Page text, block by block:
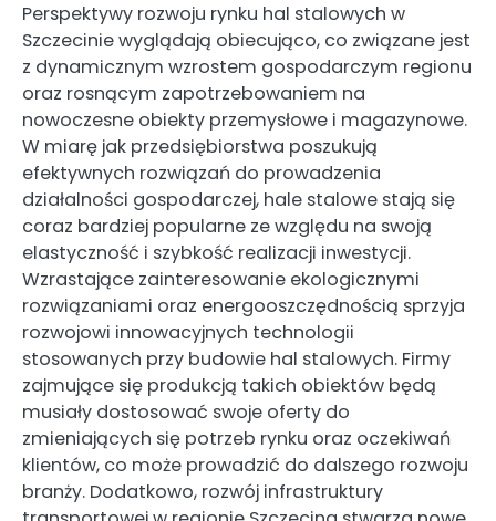
Perspektywy rozwoju rynku hal stalowych w
Szczecinie wyglądają obiecująco, co związane jest
z dynamicznym wzrostem gospodarczym regionu
oraz rosnącym zapotrzebowaniem na
nowoczesne obiekty przemysłowe i magazynowe.
W miarę jak przedsiębiorstwa poszukują
efektywnych rozwiązań do prowadzenia
działalności gospodarczej, hale stalowe stają się
coraz bardziej popularne ze względu na swoją
elastyczność i szybkość realizacji inwestycji.
Wzrastające zainteresowanie ekologicznymi
rozwiązaniami oraz energooszczędnością sprzyja
rozwojowi innowacyjnych technologii
stosowanych przy budowie hal stalowych. Firmy
zajmujące się produkcją takich obiektów będą
musiały dostosować swoje oferty do
zmieniających się potrzeb rynku oraz oczekiwań
klientów, co może prowadzić do dalszego rozwoju
branży. Dodatkowo, rozwój infrastruktury